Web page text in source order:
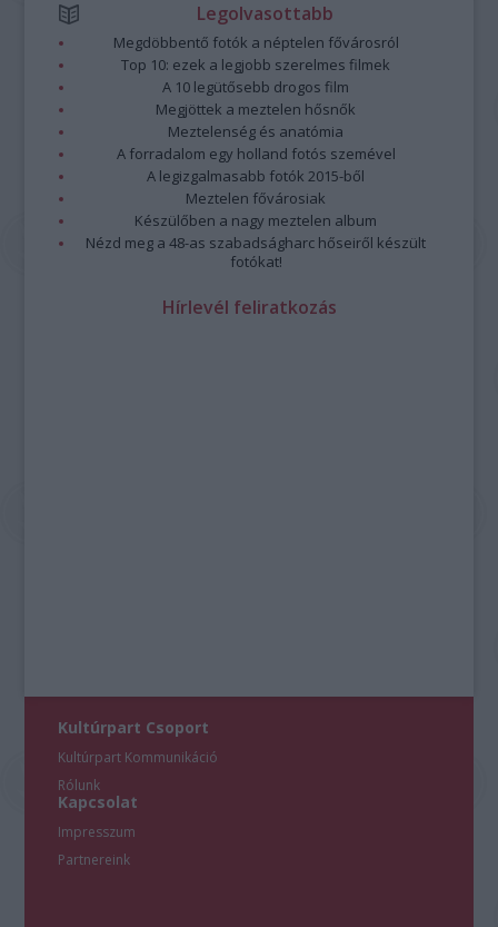
Legolvasottabb
Megdöbbentő fotók a néptelen fővárosról
Top 10: ezek a legjobb szerelmes filmek
A 10 legütősebb drogos film
Megjöttek a meztelen hősnők
Meztelenség és anatómia
A forradalom egy holland fotós szemével
A legizgalmasabb fotók 2015-ből
Meztelen fővárosiak
Készülőben a nagy meztelen album
Nézd meg a 48-as szabadságharc hőseiről készült
fotókat!
Hírlevél feliratkozás
Kultúrpart Csoport
Kultúrpart Kommunikáció
Rólunk
Kapcsolat
Impresszum
Partnereink